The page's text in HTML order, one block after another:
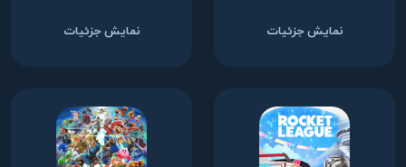
نمایش جزئیات نمایش جزئیات